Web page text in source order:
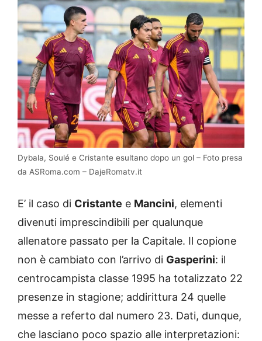
Dybala, Soulé e Cristante esultano dopo un gol – Foto presa
da ASRoma.com – DajeRomatv.it
E’ il caso di Cristante e Mancini, elementi
divenuti imprescindibili per qualunque
allenatore passato per la Capitale. Il copione
non è cambiato con l’arrivo di Gasperini: il
centrocampista classe 1995 ha totalizzato 22
presenze in stagione; addirittura 24 quelle
messe a referto dal numero 23. Dati, dunque,
che lasciano poco spazio alle interpretazioni: